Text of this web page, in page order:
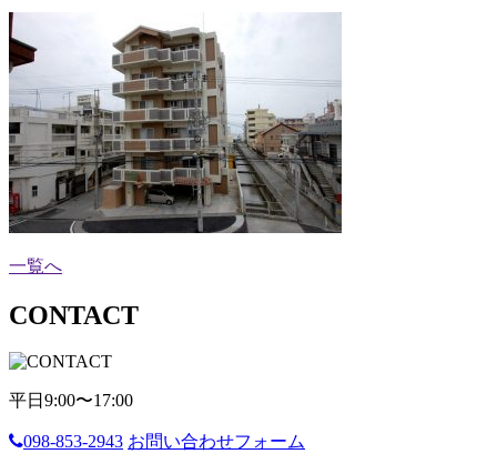
一覧へ
CONTACT
平日9:00〜17:00
098-853-2943 お問い合わせフォーム